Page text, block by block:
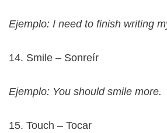
Ejemplo: I need to finish writing
14. Smile – Sonreír
Ejemplo: You should smile more.
15. Touch – Tocar